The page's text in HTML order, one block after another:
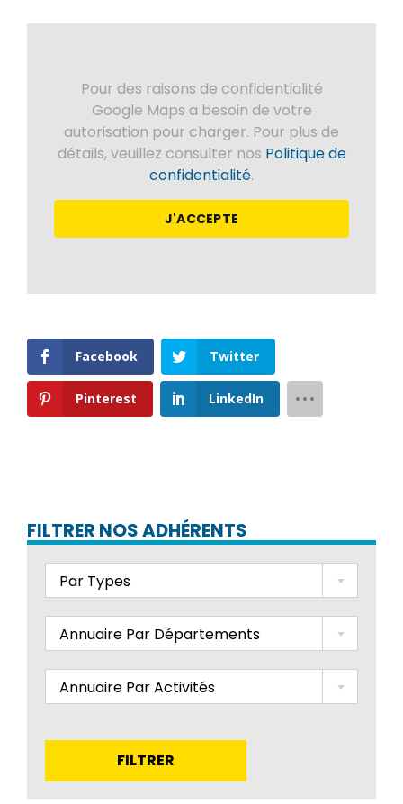
Pour des raisons de confidentialité
Google Maps a besoin de votre
autorisation pour charger. Pour plus de
détails, veuillez consulter nos Politique de
confidentialité.
J'ACCEPTE
Facebook Twitter
Pinterest LinkedIn
FILTRER NOS ADHÉRENTS
Par Types
Annuaire Par Départements
Annuaire Par Activités
FILTRER